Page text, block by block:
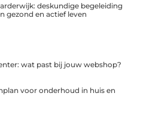
deskundige begeleiding
gezond en actief leven
wat past bij jouw webshop?
voor onderhoud in huis en